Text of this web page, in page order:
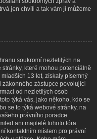
jen chvíli a tak vám ji můžeme
soukromí nezletilých na
které mohou potenciálně
13 let, získaly písemný
zástupce povolující
od nezletilých osob
týká vás, jako někoho, kdo se
se to týká webové stránky, na
právního poradce.
ani majitelé tohoto fóra
kontaktním místem pro právní